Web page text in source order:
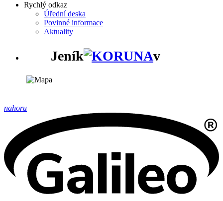
Rychlý odkaz
Úřední deska
Povinné informace
Aktuality
Jeník v
nahoru